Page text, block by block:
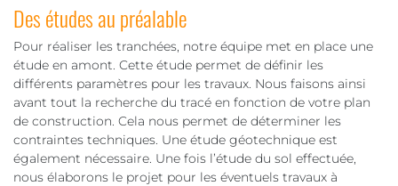
Des études au préalable
Pour réaliser les tranchées, notre équipe met en place une
étude en amont. Cette étude permet de définir les
différents paramètres pour les travaux. Nous faisons ainsi
avant tout la recherche du tracé en fonction de votre plan
de construction. Cela nous permet de déterminer les
contraintes techniques. Une étude géotechnique est
également nécessaire. Une fois l’étude du sol effectuée,
nous élaborons le projet pour les éventuels travaux à